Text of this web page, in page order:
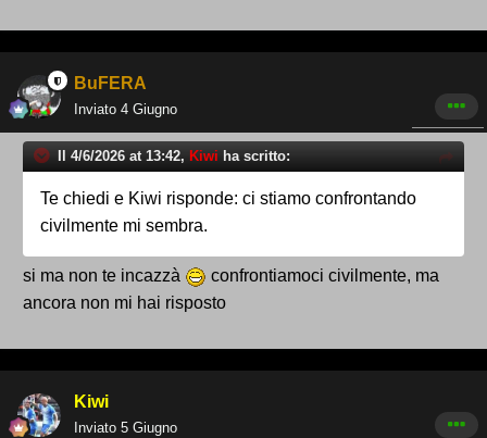
BuFERA
Inviato 4 Giugno
Il 4/6/2026 at 13:42, Kiwi ha scritto:
Te chiedi e Kiwi risponde: ci stiamo confrontando
civilmente mi sembra.
si ma non te incazzà
confrontiamoci civilmente, ma
ancora non mi hai risposto
Kiwi
Inviato 5 Giugno